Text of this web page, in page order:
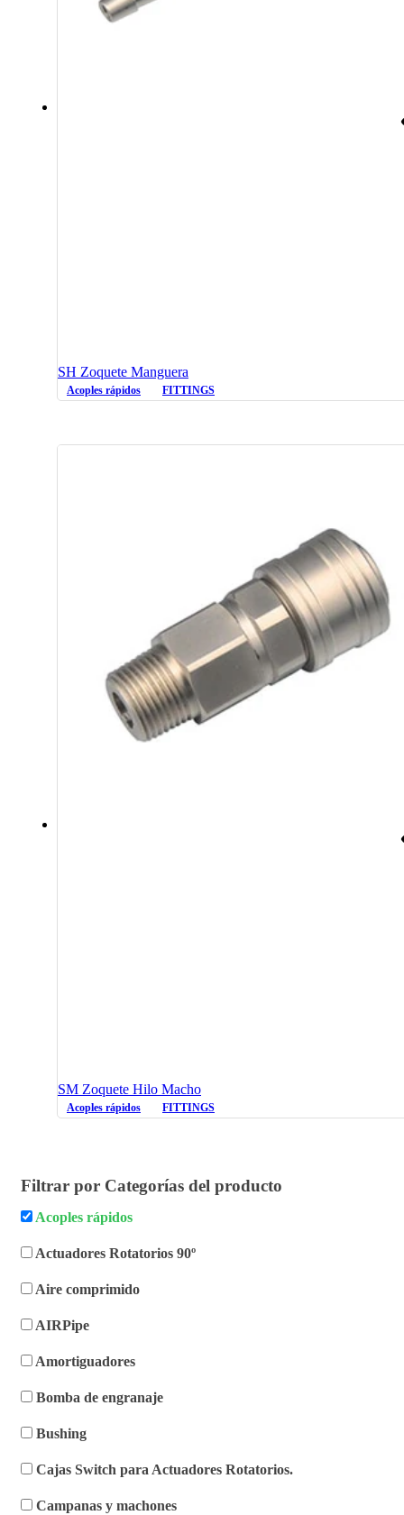
SH Zoquete Manguera
Acoples rápidos FITTINGS
SM Zoquete Hilo Macho
Acoples rápidos FITTINGS
Filtrar por Categorías del producto
Acoples rápidos
Actuadores Rotatorios 90º
Aire comprimido
AIRPipe
Amortiguadores
Bomba de engranaje
Bushing
Cajas Switch para Actuadores Rotatorios.
Campanas y machones